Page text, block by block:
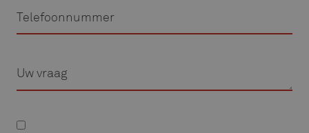
Privacyverklaring